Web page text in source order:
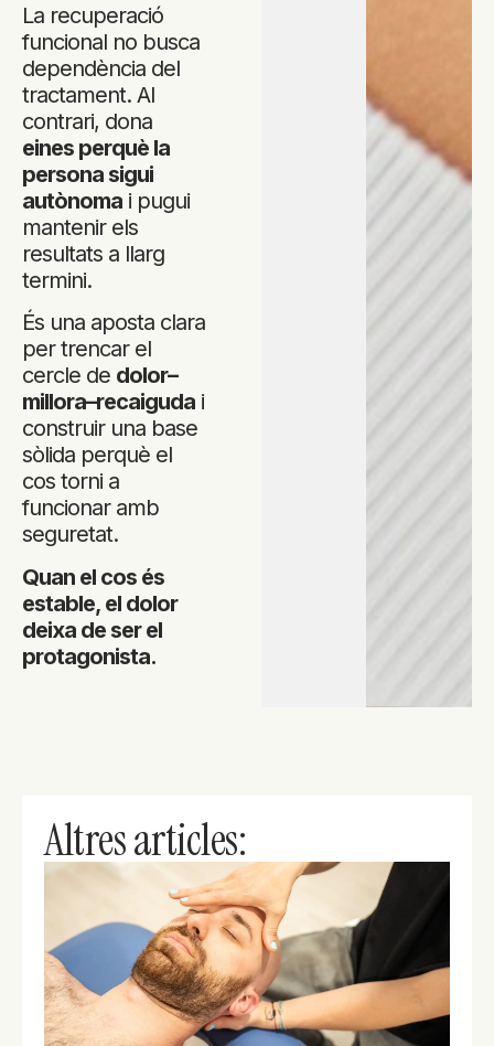
La recuperació
funcional no busca
dependència del
tractament. Al
contrari, dona
eines perquè la
persona sigui
autònoma i pugui
mantenir els
resultats a llarg
termini.
És una aposta clara
per trencar el
cercle de dolor–
millora–recaiguda i
construir una base
sòlida perquè el
cos torni a
funcionar amb
seguretat.
Quan el cos és
estable, el dolor
deixa de ser el
protagonista.
Altres articles: